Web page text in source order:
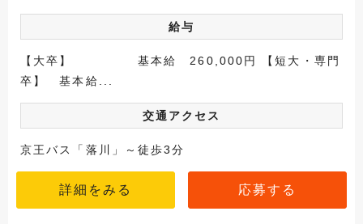
給与
【大卒】 基本給 260,000円 【短大・専門
卒】 基本給...
交通アクセス
京王バス「落川」～徒歩3分
詳細をみる 応募する